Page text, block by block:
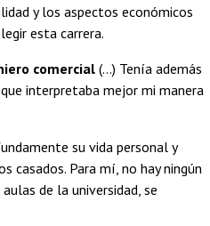
y los aspectos económicos
esta carrera.
comercial (...) Tenía además
interpretaba mejor mi manera
su vida personal y
casados. Para mí, no hay ningún
de la universidad, se